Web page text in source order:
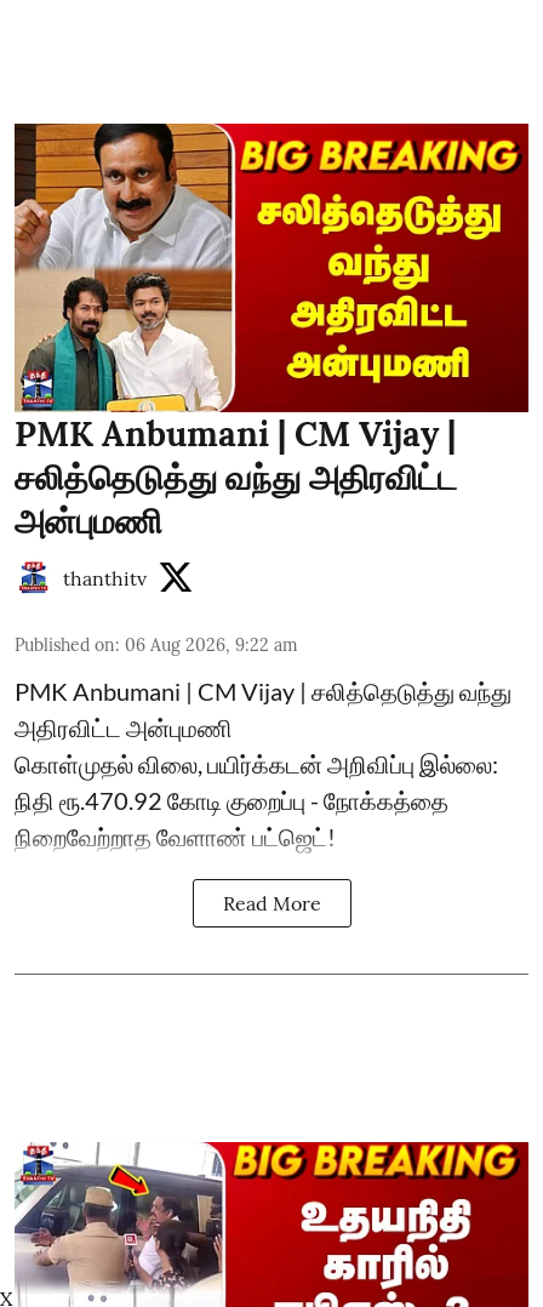
PMK Anbumani | CM Vijay |
சலித்தெடுத்து வந்து அதிரவிட்ட
அன்புமணி
thanthitv
Published on: 06 Aug 2026, 9:22 am
PMK Anbumani | CM Vijay | சலித்தெடுத்து வந்து
அதிரவிட்ட அன்புமணி
கொள்முதல் விலை, பயிர்க்கடன் அறிவிப்பு இல்லை:
நிதி ரூ.470.92 கோடி குறைப்பு - நோக்கத்தை
நிறைவேற்றாத வேளாண் பட்ஜெட்!
Read More
X